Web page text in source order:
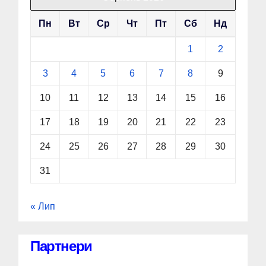
Пн Вт Ср Чт Пт Сб Нд
1 2
3 4 5 6 7 8 9
10 11 12 13 14 15 16
17 18 19 20 21 22 23
24 25 26 27 28 29 30
31
« Лип
Партнери